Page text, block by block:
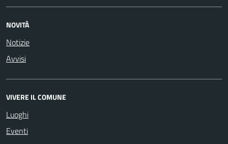
NOVITÀ
Notizie
Avvisi
VIVERE IL COMUNE
Luoghi
Eventi